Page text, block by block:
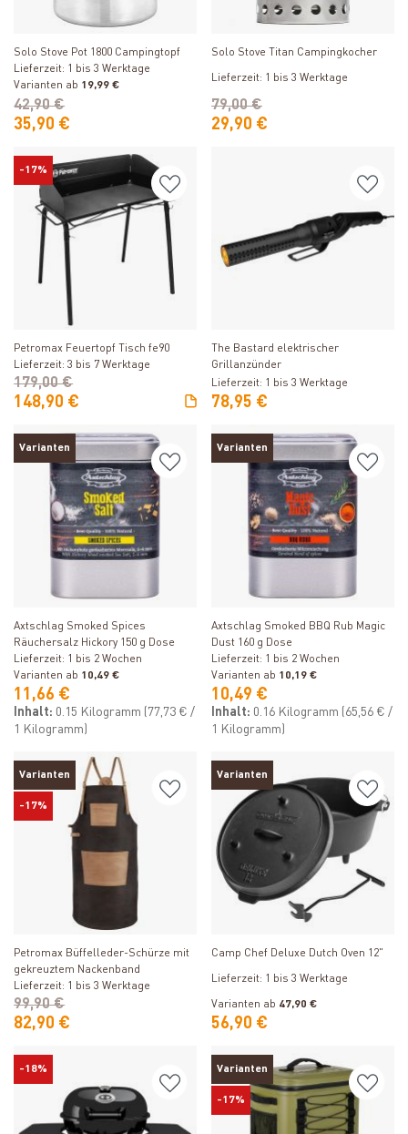
Produkt ansehen
Solo Stove Pot 1800 Campingtopf
Lieferzeit: 1 bis 3 Werktage
Varianten ab 19,99 €
35,90 €
42,90 €
Produkt ansehen
Solo Stove Titan Campingkocher
Lieferzeit: 1 bis 3 Werktage
29,90 €
79,00 €
-17%
Produkt ansehen
Petromax Feuertopf Tisch fe90
Lieferzeit: 3 bis 7 Werktage
148,90 €
179,00 €
The Bastard elektrischer
Grillanzünder
Lieferzeit: 1 bis 3 Werktage
78,95 €
Varianten
Produkt ansehen
Axtschlag Smoked Spices
Räuchersalz Hickory 150 g Dose
Lieferzeit: 1 bis 2 Wochen
Varianten ab 10,49 €
11,66 €
Inhalt: 0.15 Kilogramm
(77,73 € /
1 Kilogramm)
Varianten
Produkt ansehen
Axtschlag Smoked BBQ Rub Magic
Dust 160 g Dose
Lieferzeit: 1 bis 2 Wochen
Varianten ab 10,19 €
10,49 €
Inhalt: 0.16 Kilogramm
(65,56 € /
1 Kilogramm)
Varianten
-17%
Produkt ansehen
Petromax Büffelleder-Schürze mit
gekreuztem Nackenband
Lieferzeit: 1 bis 3 Werktage
82,90 €
99,90 €
Varianten
Produkt ansehen
Camp Chef Deluxe Dutch Oven 12"
Lieferzeit: 1 bis 3 Werktage
Varianten ab 47,90 €
56,90 €
-18% Varianten
-17%